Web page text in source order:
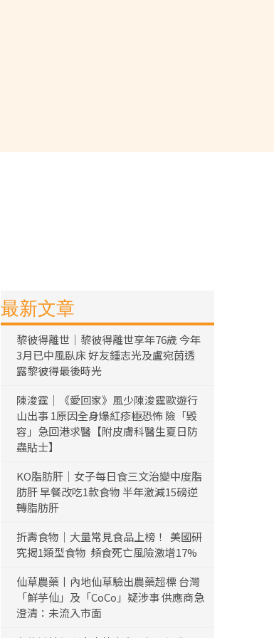
最新文章
黎彼得離世｜黎彼得離世享年76歲 今年
3月已中風臥床 好友鍾志光及盧宛茵透
露黎彼得最後時光
陳浚霆｜《愛回家》風少陳浚霆歐遊行
山出事 1原因全身爆紅疹極恐怖 險「毀
容」急回港求醫【附皮膚科醫生夏日防
蟲貼士】
KO脂肪肝｜女子每日食三文治變中度脂
肪肝 早餐改吃1款食物 半年激減15磅逆
轉脂肪肝
折壽食物｜大量常見食品上榜！ 美國研
究揭1類型食物 頻食死亡風險激增17%
仙草農藥丨內地仙草驗出農藥超標 台灣
「鮮芋仙」及「CoCo」疑涉事 供應商急
澄清：未流入市面